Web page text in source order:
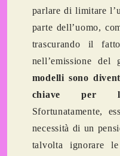
parlare di limitare
parte dell’uomo,
trascurando il
nell’emissione
modelli sono
chiave per
Sfortunatamente,
necessità di un
talvolta ignorare